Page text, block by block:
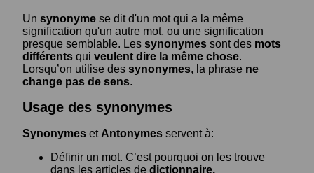
Un synonyme se dit d'un mot qui a la même
signification qu'un autre mot, ou une signification
presque semblable. Les synonymes sont des mots
différents qui veulent dire la même chose.
Lorsqu’on utilise des synonymes, la phrase ne
change pas de sens.
Usage des synonymes
Synonymes et Antonymes servent à:
Définir un mot. C’est pourquoi on les trouve
dans les articles de dictionnaire.